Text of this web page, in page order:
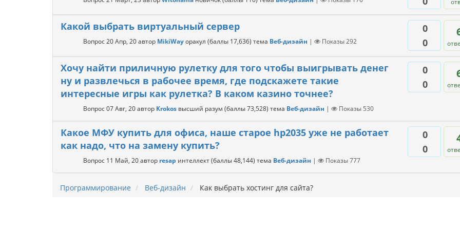
0
0
Какой выбрать виртуальный сервер
Вопрос20 Апр, 20автор MikiWayоракул (баллы 17,636) тема Веб-дизайн | Показы292
0
0
Хочу найти приличную рулетку для того чтобы выигрывать денег
ну и развлечься в рабочее время, где подскажете такие
интересные игры как рулетка? В каком казино точнее?
Вопрос07 Авг, 20автор Krokos высший разум (баллы73,528) тема Веб-дизайн | Показы 530
0
0
Какое МФУ купить для офиса, наше старое hp2035 уже не работает
как надо, что на замену купить?
Вопрос 11 Май, 20автор resap интеллект(баллы48,144) тема Веб-дизайн | Показы777
Программирование Веб-дизайн Как выбрать хостинг для сайта?